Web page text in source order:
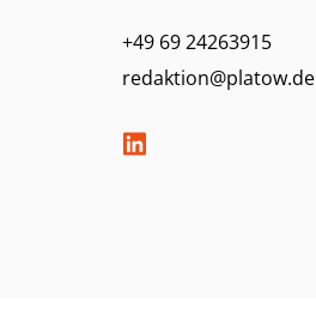
+49 69 24263915
redaktion@platow.de